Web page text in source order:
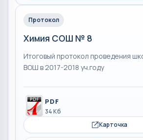
Протокол
Химия СОШ № 8
Итоговый протокол проведения
ВОШ в 2017-2018 уч.году
PDF
34 Кб
Карточка